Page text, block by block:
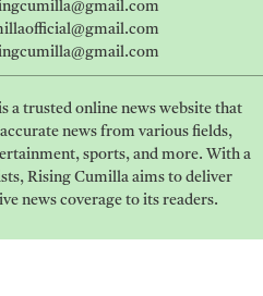
is a trusted online news website that
news from various fields,
sports, and more. With a
Rising Cumilla aims to deliver
news coverage to its readers.